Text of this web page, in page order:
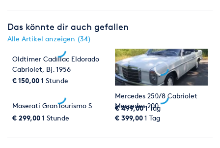
Das könnte dir auch gefallen
Alle Artikel anzeigen (34)
Oldtimer Cadillac Eldorado
Cabriolet, Bj. 1956
€ 150,001 Stunde
Mercedes 250/8 Cabriolet
€ 499,001 Tag
Maserati GranTourismo S
€ 299,001 Stunde
Mercedes 200
€ 399,001 Tag